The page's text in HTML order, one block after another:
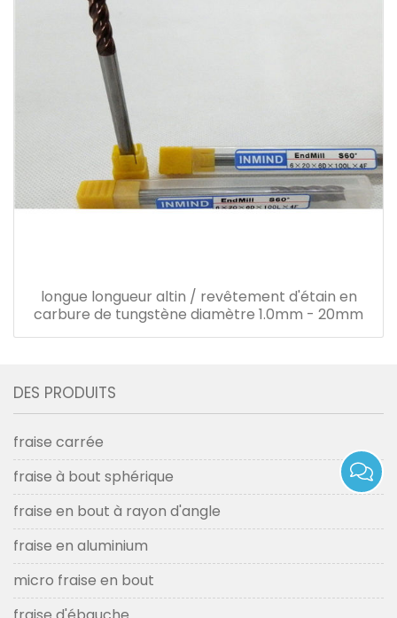
longue longueur altin / revêtement d'étain en
carbure de tungstène diamètre 1.0mm - 20mm
DES PRODUITS
fraise carrée
fraise à bout sphérique
fraise en bout à rayon d'angle
fraise en aluminium
micro fraise en bout